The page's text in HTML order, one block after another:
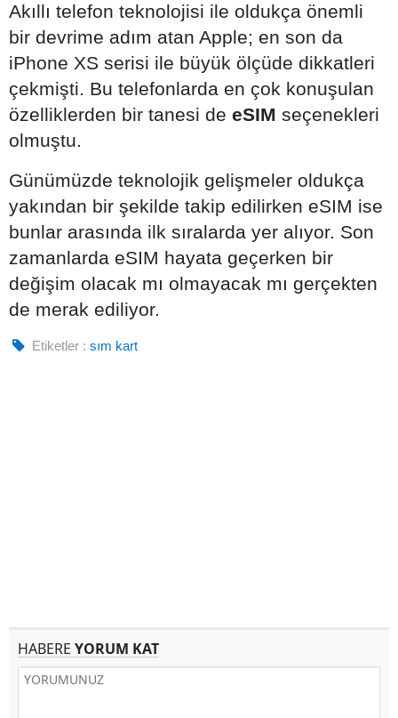
Akıllı telefon teknolojisi ile oldukça önemli
bir devrime adım atan Apple; en son da
iPhone XS serisi ile büyük ölçüde dikkatleri
çekmişti. Bu telefonlarda en çok konuşulan
özelliklerden bir tanesi de eSIM seçenekleri
olmuştu.
Günümüzde teknolojik gelişmeler oldukça
yakından bir şekilde takip edilirken eSIM ise
bunlar arasında ilk sıralarda yer alıyor. Son
zamanlarda eSIM hayata geçerken bir
değişim olacak mı olmayacak mı gerçekten
de merak ediliyor.
Etiketler : sım kart
HABERE YORUM KAT